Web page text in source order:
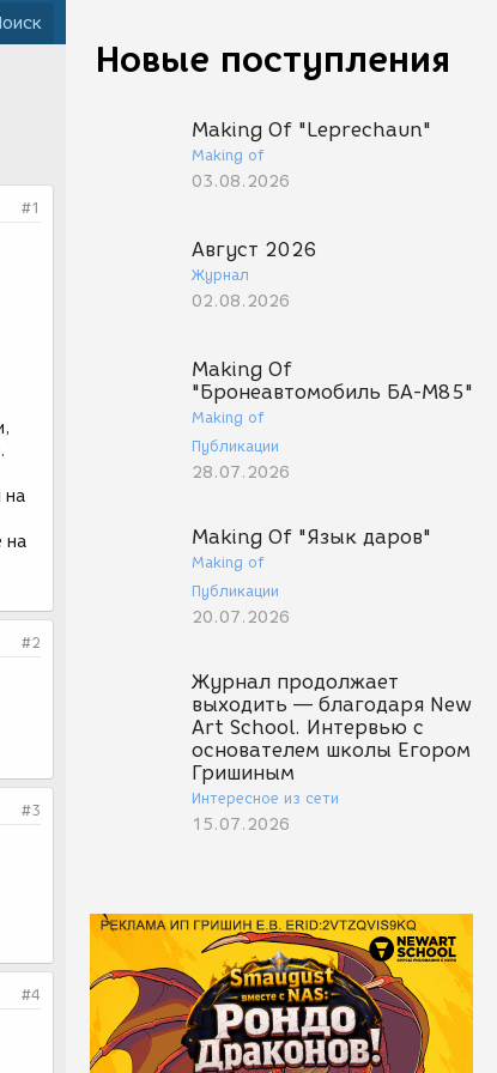
Новые поступления
Making Of "Leprechaun"
Making of
03.08.2026
Август 2026
Журнал
02.08.2026
Making Of
"Бронеавтомобиль БА-М85"
Making of
Публикации
28.07.2026
Making Of "Язык даров"
Making of
Публикации
20.07.2026
Журнал продолжает
выходить — благодаря New
Art School. Интервью с
основателем школы Егором
Гришиным
Интересное из сети
15.07.2026
#1
на
на
#2
#3
#4